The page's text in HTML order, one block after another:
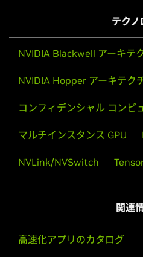
テクノ
NVIDIA Blackwell アーキテ
NVIDIA Hopper アーキテク
コンフィデンシャル コンピ
マルチインスタンス GPU
NVLink/NVSwitch
関連
高速化アプリのカタログ